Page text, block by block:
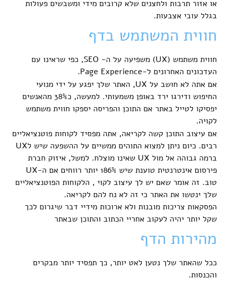
או אזור תרבות ולחצנים שלא קרובים מידי ומשבשים פעולות
בגלל עובי אצבעות.
חווית המשתמש בדף
חווית משתמש (UX) משפיעה על ה- SEO, כפי שראינו עם
העדכונים האחרונים ל-Page Experience.
אם אתה לא חושב על UX, האתר שלך יפגע על ידי מנועי
החיפוש ודירגו ירד באופן משמעותי. למעשה, כ38% מהאנשים
יפסיקו לטייל באתר אם התוכן והפריסה יספקו חווית משתמש
לקויה.
אם עיצוב התוכן קשה לקריאה, אתה מפסיד לקוחות פוטנציאליים
רבים. כיום ניתן למצוא התוהים ממשיים על ההשפעה שיש לUX
ברמה גבוהה אל מול UX שאינו מוצלח. למשל, איזוק חברת
פירסום אינטרנטית טוענת שיש 186% יותר רווחים אם ה-UX
טוב. זה אומר שאם יש לך עיצוב לקוי , הלקוחות הפוטנציאליים
שלך ינטשו את האתר כי זה לא נח להם לקריאה.
הפסקאות צריכות מובנות ולא ארוכות מידיי דבר שיגרום לכך
שקל יותר יהיה לעקוב אחריי הכתוב והתוכן שבאתר
מהירות הדף
ככל שהאתר שלך נטען לאט יותר, כך תפסיד יותר מבקרים
והכנסות.